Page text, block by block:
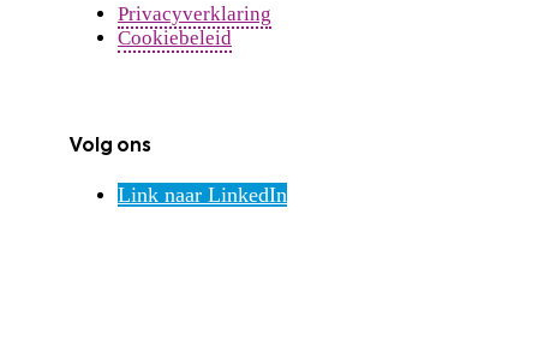
Privacyverklaring
Cookiebeleid
Volg ons
Link naar LinkedIn